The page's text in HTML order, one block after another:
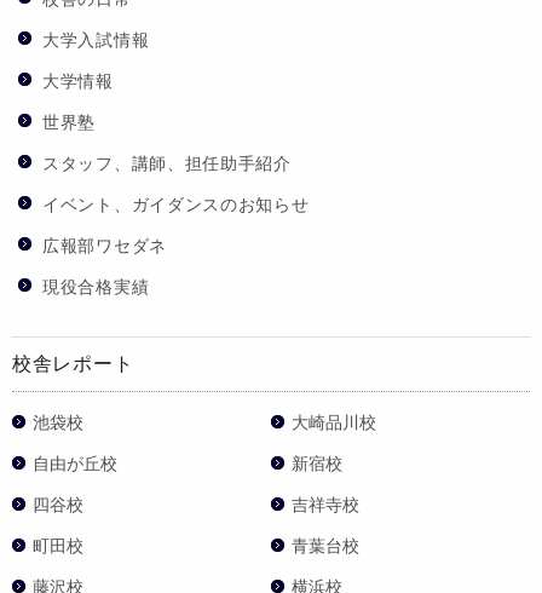
大学入試情報
大学情報
世界塾
スタッフ、講師、担任助手紹介
イベント、ガイダンスのお知らせ
広報部ワセダネ
現役合格実績
校舎レポート
池袋校 大崎品川校
自由が丘校 新宿校
四谷校 吉祥寺校
町田校 青葉台校
藤沢校 横浜校